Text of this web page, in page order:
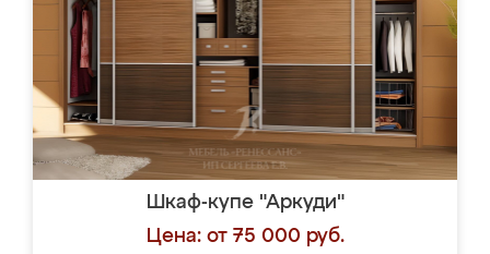
Шкаф-купе "Аркуди"
Цена: от 75 000 руб.